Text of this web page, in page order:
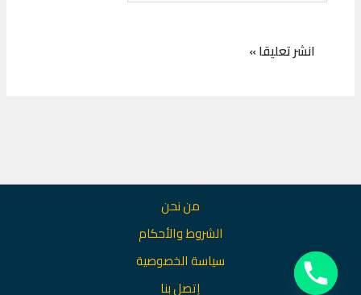
من نحن
الشروط والأحكام
سياسة الخصوصية
إتصل بنا